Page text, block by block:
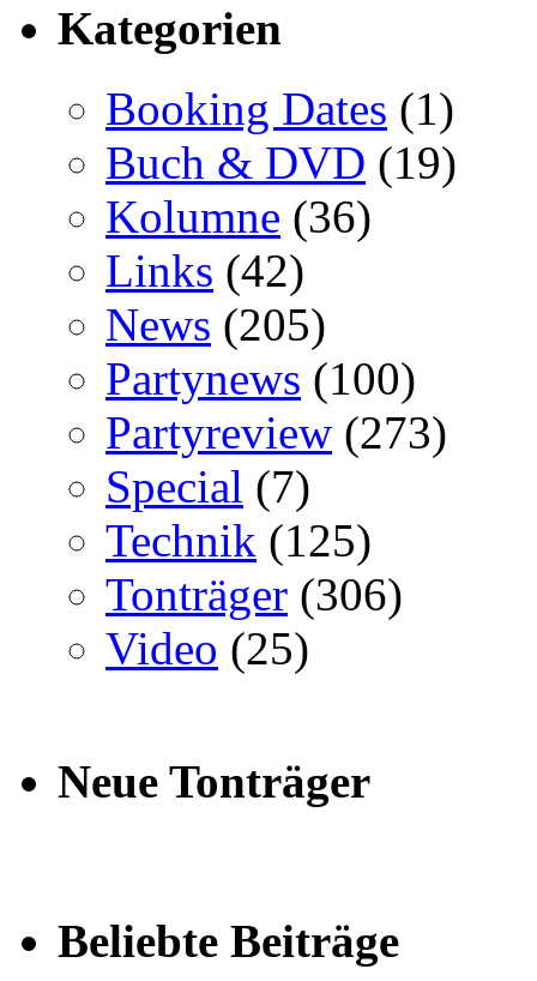
Kategorien
Booking Dates (1)
Buch & DVD (19)
Kolumne (36)
Links (42)
News (205)
Partynews (100)
Partyreview (273)
Special (7)
Technik (125)
Tonträger (306)
Video (25)
Neue Tonträger
Beliebte Beiträge